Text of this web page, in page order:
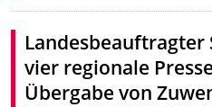
Landesbeauftragter
vier regionale
Übergabe von